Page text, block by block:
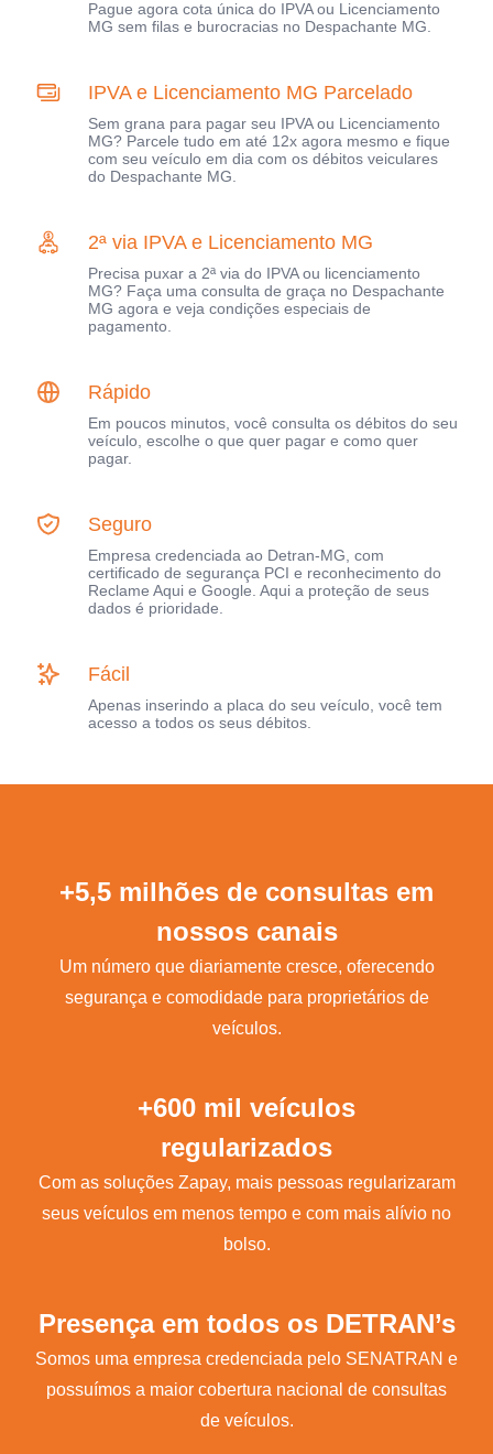
Pague agora cota única do IPVA ou Licenciamento
MG sem filas e burocracias no Despachante MG.
IPVA e Licenciamento MG Parcelado
Sem grana para pagar seu IPVA ou Licenciamento
MG? Parcele tudo em até 12x agora mesmo e fique
com seu veículo em dia com os débitos veiculares
do Despachante MG.
2ª via IPVA e Licenciamento MG
Precisa puxar a 2ª via do IPVA ou licenciamento
MG? Faça uma consulta de graça no Despachante
MG agora e veja condições especiais de
pagamento.
Rápido
Em poucos minutos, você consulta os débitos do seu
veículo, escolhe o que quer pagar e como quer
pagar.
Seguro
Empresa credenciada ao Detran-MG, com
certificado de segurança PCI e reconhecimento do
Reclame Aqui e Google. Aqui a proteção de seus
dados é prioridade.
Fácil
Apenas inserindo a placa do seu veículo, você tem
acesso a todos os seus débitos.
+5,5 milhões de consultas em
nossos canais
Um número que diariamente cresce, oferecendo
segurança e comodidade para proprietários de
veículos.
+600 mil veículos
regularizados
Com as soluções Zapay, mais pessoas regularizaram
seus veículos em menos tempo e com mais alívio no
bolso.
Presença em todos os DETRAN’s
Somos uma empresa credenciada pelo SENATRAN e
possuímos a maior cobertura nacional de consultas
de veículos.